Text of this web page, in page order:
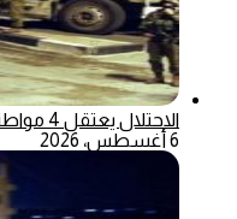
الاحتلال يعتقل 4 مواطنين من محافظة نابلس
6 أغسطس، 2026